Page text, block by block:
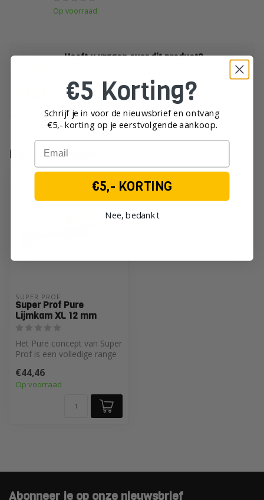
Op voorraad
Heeft u vragen over dit product?
order?
Neem dan gerust contact op met onze
klantenservice!
Recent bekeken
SUPER PROF
Super Prof Pure
Lijmkam XL 12 mm
Het Pure concept van Super
Prof is een volledige range
gipsmessen,...
€44,46
Op voorraad
Abonneer je op onze nieuwsbrief
€5 Korting?
Schrijf je in voor de nieuwsbrief en ontvang
€5,- korting op je eerstvolgende aankoop.
Email
€5,- KORTING
Nee, bedankt